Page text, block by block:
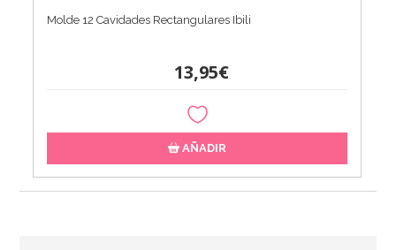
Molde 12 Cavidades Rectangulares Ibili
13,95€
AÑADIR